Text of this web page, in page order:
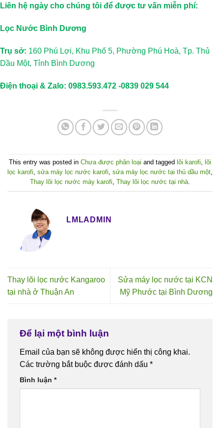
Liên hệ ngày cho chúng tôi để được tư vấn miễn phí:
Lọc Nước Bình Dương
Trụ sở: 160 Phú Lợi, Khu Phố 5, Phường Phú Hoà, Tp. Thủ
Dầu Một, Tỉnh Bình Dương
Điện thoại & Zalo: 0983.593.472 -0839 029 544
This entry was posted in Chưa được phân loại and tagged lõi karofi
lõi
lọc karofi sửa máy lọc nước karofi sửa máy lọc nước tại thủ dầu một
Thay lõi lọc nước máy karofi Thay lõi lọc nước tại nhà
LMLADMIN
Thay lõi lọc nước Kangaroo
tại nhà ở Thuận An
Sửa máy lọc nước tại KCN
Mỹ Phước tại Bình Dương
Để lại một bình luận
Email của bạn sẽ không được hiển thị công khai.
Các trường bắt buộc được đánh dấu *
Bình luận *